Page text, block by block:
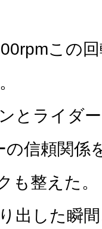
この
とライダ
信頼関係
も整えた。
出した瞬